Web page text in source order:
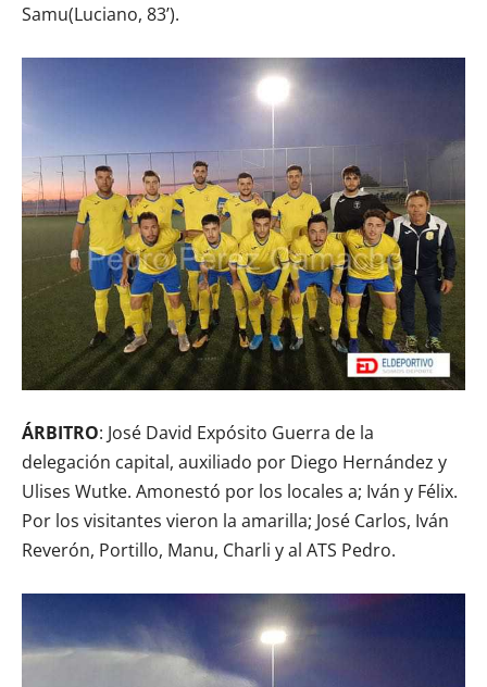
Samu(Luciano, 83’).
ÁRBITRO: José David Expósito Guerra de la
delegación capital, auxiliado por Diego Hernández y
Ulises Wutke. Amonestó por los locales a; Iván y Félix.
Por los visitantes vieron la amarilla; José Carlos, Iván
Reverón, Portillo, Manu, Charli y al ATS Pedro.